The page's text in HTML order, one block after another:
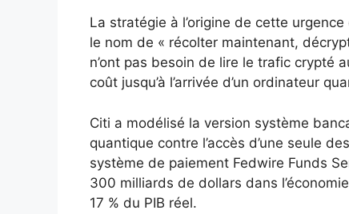
La stratégie à l’origine de cette
le nom de « récolter maintenant,
n’ont pas besoin de lire le trafic crypté
coût jusqu’à l’arrivée d’un ordinateur
Citi a modélisé la version système
quantique contre l’accès d’une seule
système de paiement Fedwire Funds
300 milliards de dollars dans
17 % du PIB réel.